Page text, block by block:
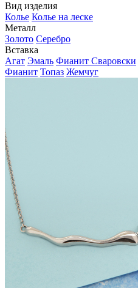
Вид изделия
Колье Колье на леске
Металл
Золото Серебро
Вставка
Агат Эмаль Фианит Сваровски
Фианит Топаз Жемчуг